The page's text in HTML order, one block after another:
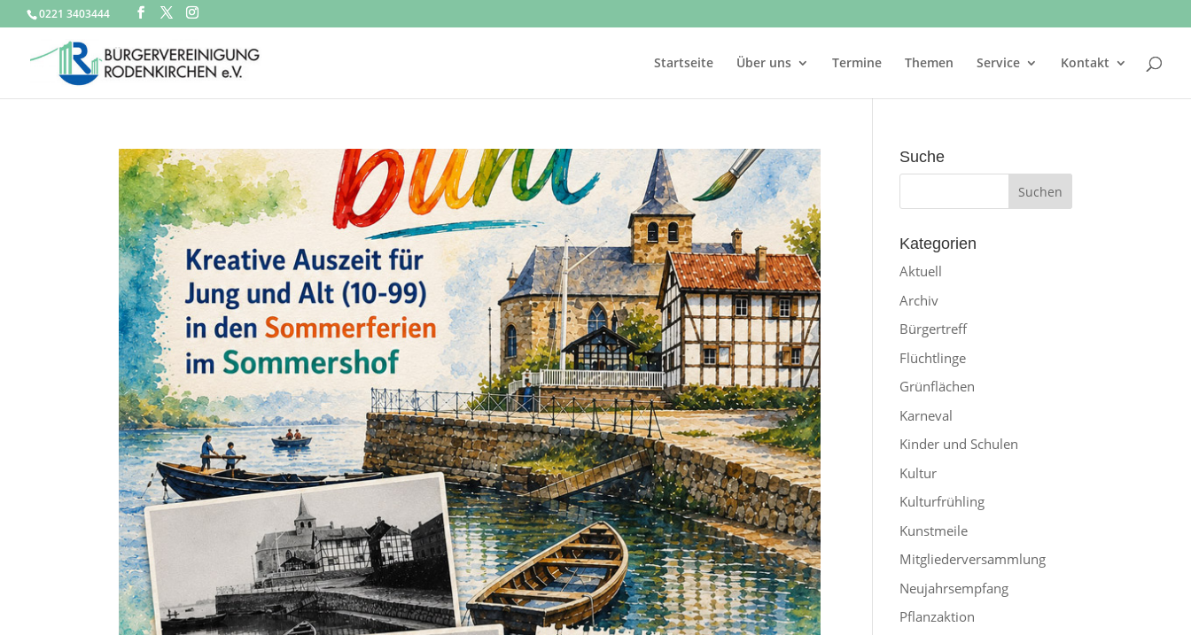
0221 3403444
Startseite Über uns Termine Themen Service Kontakt
Suche
Kategorien
Aktuell
Archiv
Bürgertreff
Flüchtlinge
Grünflächen
Karneval
Kinder und Schulen
Kultur
Kulturfrühling
Kunstmeile
Mitgliederversammlung
Neujahrsempfang
Pflanzaktion